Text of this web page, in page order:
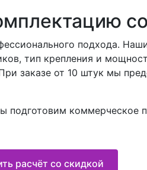
подхода.
тип крепления и
заказе от 10 штук мы
подготовим коммерческое
расчёт со скидкой